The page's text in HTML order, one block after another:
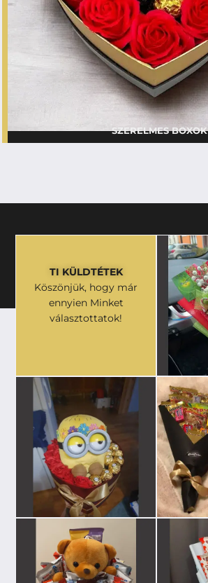
SZERELMES BOXOK
TI KÜLDTÉTEK
Köszönjük, hogy már
ennyien Minket
választottatok!